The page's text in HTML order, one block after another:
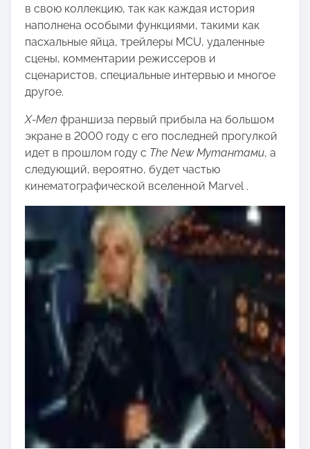
в свою коллекцию, так как каждая история
наполнена особыми функциями, такими как
пасхальные яйца, трейлеры MCU, удаленные
сцены, комментарии режиссеров и
сценаристов, специальные интервью и многое
другое.
X-Men франшиза первый прибыла на большом
экране в 2000 году с его последней прогулкой
идет в прошлом году с The New Мутантами, а
следующий, вероятно, будет частью
кинематографической вселенной Marvel .